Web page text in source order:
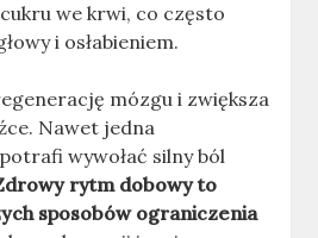
we krwi, co często
i osłabieniem.
mózgu i zwiększa
Nawet jedna
wywołać silny ból
rytm dobowy to
sposobów ograniczenia